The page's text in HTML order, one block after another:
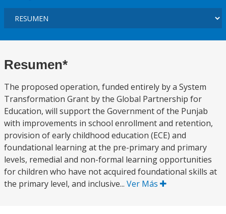
Resumen*
The proposed operation, funded entirely by a System
Transformation Grant by the Global Partnership for
Education, will support the Government of the Punjab
with improvements in school enrollment and retention,
provision of early childhood education (ECE) and
foundational learning at the pre-primary and primary
levels, remedial and non-formal learning opportunities
for children who have not acquired foundational skills at
the primary level, and inclusive... Ver Más